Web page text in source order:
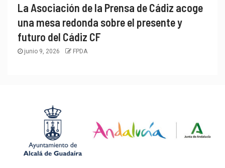
La Asociación de la Prensa de Cádiz acoge
una mesa redonda sobre el presente y
futuro del Cádiz CF
junio 9, 2026 FPDA